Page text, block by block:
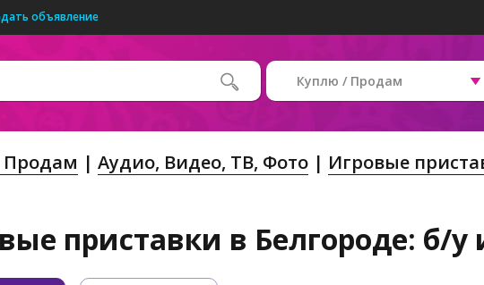
объявление
Куплю / Продам
Аудио, Видео, ТВ, Фото Игровые
приставки в Белгороде: б/у